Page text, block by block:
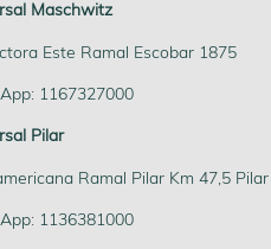
Maschwitz
Este Ramal Escobar 1875
1167327000
Pilar
Ramal Pilar Km 47,5 Pilar
1136381000